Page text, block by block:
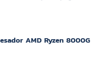
AMD Ryzen 8000G